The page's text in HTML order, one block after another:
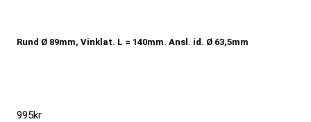
Rund Ø 89mm, Vinklat. L = 140mm. Ansl. id. Ø 63,5mm
995kr